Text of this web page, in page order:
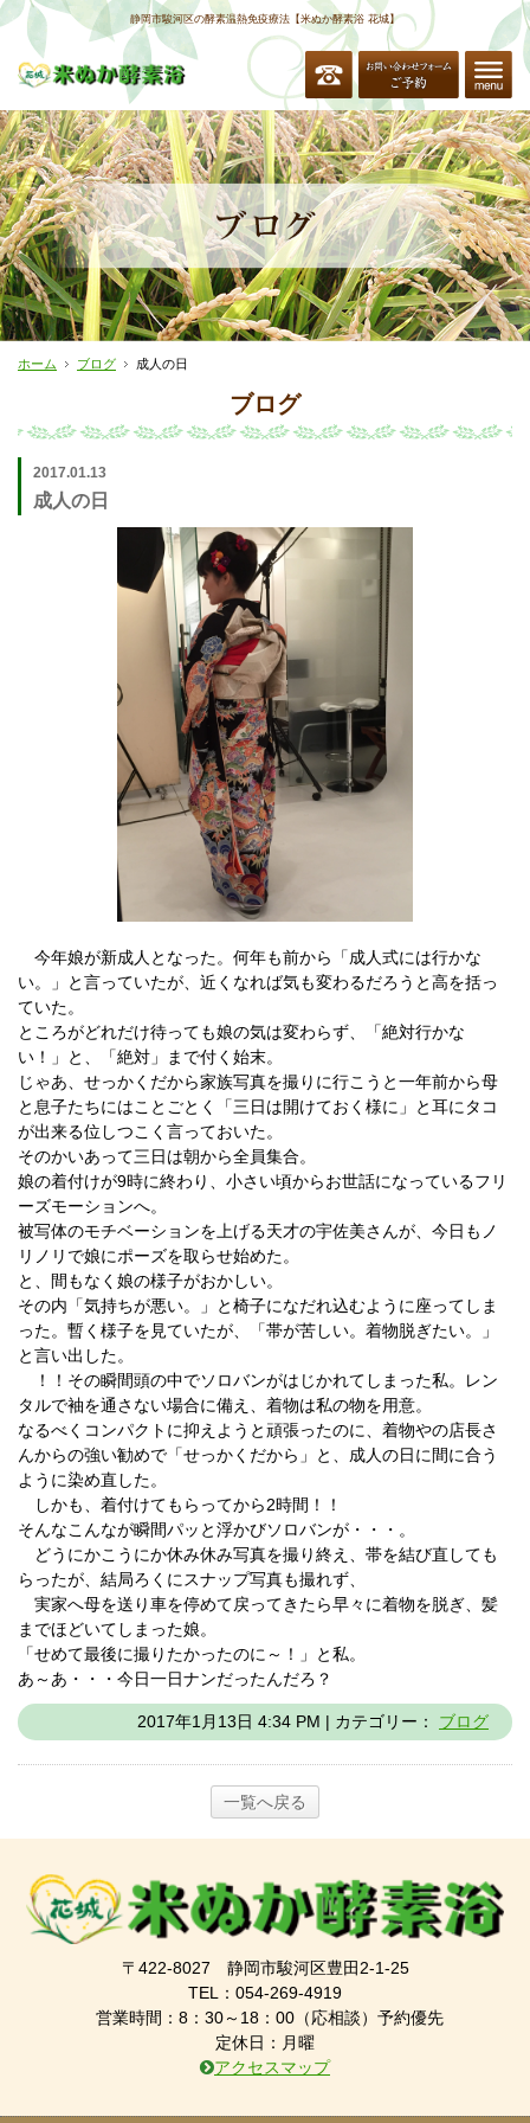
静岡市駿河区の酵素温熱免疫療法【米ぬか酵素浴 花城】
ホーム ブログ 成人の日
ブログ
2017.01.13
成人の日
今年娘が新成人となった。何年も前から「成人式には行かな
い。」と言っていたが、近くなれば気も変わるだろうと高を括っ
ていた。
ところがどれだけ待っても娘の気は変わらず、「絶対行かな
い！」と、「絶対」まで付く始末。
じゃあ、せっかくだから家族写真を撮りに行こうと一年前から母
と息子たちにはことごとく「三日は開けておく様に」と耳にタコ
が出来る位しつこく言っておいた。
そのかいあって三日は朝から全員集合。
娘の着付けが9時に終わり、小さい頃からお世話になっているフリ
ーズモーションへ。
被写体のモチベーションを上げる天才の宇佐美さんが、今日もノ
リノリで娘にポーズを取らせ始めた。
と、間もなく娘の様子がおかしい。
その内「気持ちが悪い。」と椅子になだれ込むように座ってしま
った。暫く様子を見ていたが、「帯が苦しい。着物脱ぎたい。」
と言い出した。
！！その瞬間頭の中でソロバンがはじかれてしまった私。レン
タルで袖を通さない場合に備え、着物は私の物を用意。
なるべくコンパクトに抑えようと頑張ったのに、着物やの店長さ
んからの強い勧めで「せっかくだから」と、成人の日に間に合う
ように染め直した。
しかも、着付けてもらってから2時間！！
そんなこんなが瞬間パッと浮かびソロバンが・・・。
どうにかこうにか休み休み写真を撮り終え、帯を結び直しても
らったが、結局ろくにスナップ写真も撮れず、
実家へ母を送り車を停めて戻ってきたら早々に着物を脱ぎ、髪
までほどいてしまった娘。
「せめて最後に撮りたかったのに～！」と私。
あ～あ・・・今日一日ナンだったんだろ？
2017年1月13日 4:34 PM | カテゴリー： ブログ
一覧へ戻る
〒422-8027 静岡市駿河区豊田2-1-25
TEL：054-269-4919
営業時間：8：30～18：00（応相談）予約優先
定休日：月曜
アクセスマップ